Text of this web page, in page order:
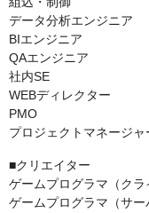
データ分析エンジニア
BIエンジニア
QAエンジニア
社内SE
WEBディレクター
PMO
プロジェクトマネージャ
■クリエイター
ゲームプログラマ（クラ
ゲームプログラマ（サー